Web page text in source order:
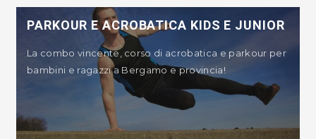
PARKOUR E ACROBATICA KIDS E JUNIOR
La combo vincente, corso di acrobatica e parkour per
bambini e ragazzi a Bergamo e provincia!